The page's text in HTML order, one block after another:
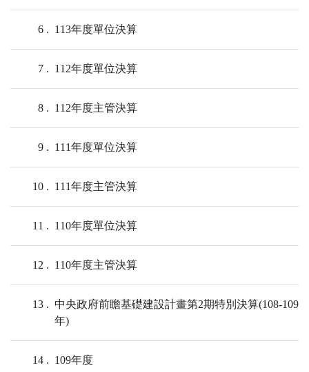
6 113年度單位決算
7 112年度單位決算
8 112年度主管決算
9 111年度單位決算
10 111年度主管決算
11 110年度單位決算
12 110年度主管決算
13
中央政府前瞻基礎建設計畫第2期特別決算(108-109
年)
14 109年度